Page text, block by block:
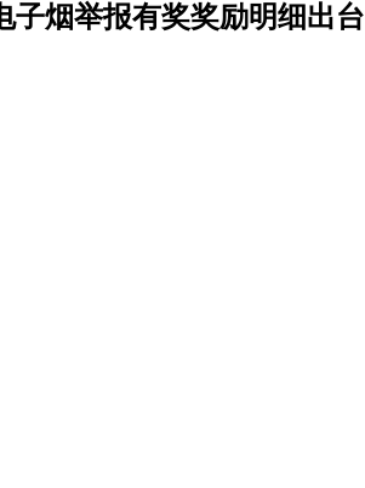
子烟举报有奖奖励明细出台